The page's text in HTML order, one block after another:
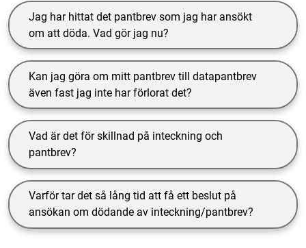
Jag har hittat det pantbrev som jag har ansökt
om att döda. Vad gör jag nu?
Kan jag göra om mitt pantbrev till datapantbrev
även fast jag inte har förlorat det?
Vad är det för skillnad på inteckning och
pantbrev?
Varför tar det så lång tid att få ett beslut på
ansökan om dödande av inteckning/pantbrev?